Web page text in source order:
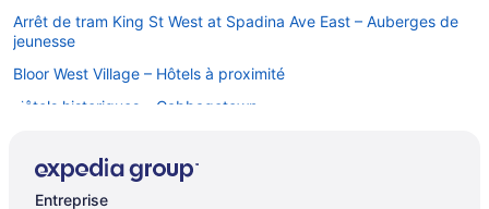
Arrêt de tram King St West at Spadina Ave East – Auberges de
jeunesse
Bloor West Village – Hôtels à proximité
Hôtels historiques – Cabbagetown
Centre de congrès Metro Toronto – Hôtels à proximité
Entreprise